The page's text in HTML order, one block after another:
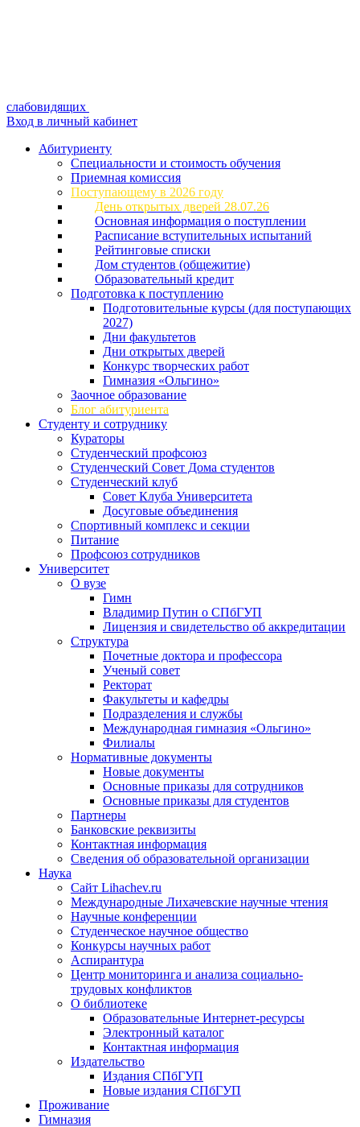
слабовидящих
Вход в личный кабинет
Абитуриенту
Специальности и стоимость обучения
Приемная комиссия
Поступающему в 2026 году
День открытых дверей 28.07.26
Основная информация о поступлении
Расписание вступительных испытаний
Рейтинговые списки
Дом студентов (общежитие)
Образовательный кредит
Подготовка к поступлению
Подготовительные курсы (для поступающих
2027)
Дни факультетов
Дни открытых дверей
Конкурс творческих работ
Гимназия «Ольгино»
Заочное образование
Блог абитуриента
Студенту и сотруднику
Кураторы
Студенческий профсоюз
Студенческий Совет Дома студентов
Студенческий клуб
Совет Клуба Университета
Досуговые объединения
Спортивный комплекс и секции
Питание
Профсоюз сотрудников
Университет
О вузе
Гимн
Владимир Путин о СПбГУП
Лицензия и свидетельство об аккредитации
Структура
Почетные доктора и профессора
Ученый совет
Ректорат
Факультеты и кафедры
Подразделения и службы
Международная гимназия «Ольгино»
Филиалы
Нормативные документы
Новые документы
Основные приказы для сотрудников
Основные приказы для студентов
Партнеры
Банковские реквизиты
Контактная информация
Сведения об образовательной организации
Наука
Сайт Lihachev.ru
Международные Лихачевские научные чтения
Научные конференции
Студенческое научное общество
Конкурсы научных работ
Аспирантура
Центр мониторинга и анализа социально-
трудовых конфликтов
О библиотеке
Образовательные Интернет-ресурсы
Электронный каталог
Контактная информация
Издательство
Издания СПбГУП
Новые издания СПбГУП
Проживание
Гимназия